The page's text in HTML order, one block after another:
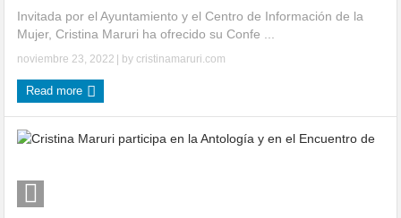
Invitada por el Ayuntamiento y el Centro de Información de la
Mujer, Cristina Maruri ha ofrecido su Confe ...
noviembre 23, 2022 | bycristinamaruri.com
Read more